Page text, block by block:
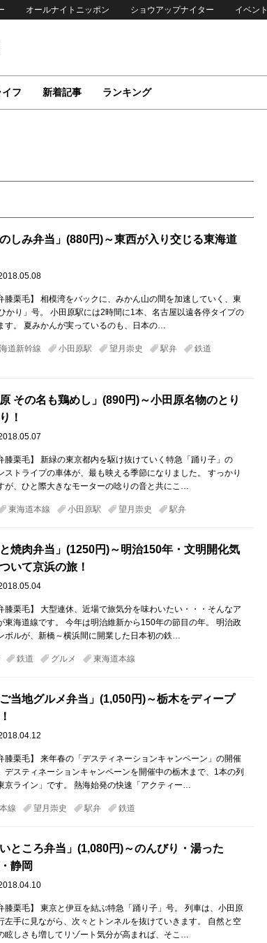
オールナイトニッポン ショウアップナイター イベント
イフ 新着記事 ランキング
しみ弁当」(880円)～東西が入り交じる東海道
膝栗毛】 相模湾をバックに、みかん山の間を加速していく、東
かり」号。 小田原駅には2時間に1本、名古屋以遠各停タイプの
す。 夏みかんが実っているのも、日本の…
道新幹線 小田原駅 望月崇史 駅弁
鉄道
その名も鶏めし」(890円)～小田原名物のとり
！
膝栗毛】 新緑の東京都内を駆け抜けていく特急「踊り子」の
ストライプの車体が、最も映える季節になりました。 すっかり
が、ひと際大きなモーターの唸りの音と共にこ…
東海道本線 小田原駅 望月崇史 駅弁
焼肉弁当」(1250円)～明治150年・文明開化気
いて京浜の旅！
膝栗毛】 大型連休、近場で旅気分を味わいたい・・・そんなア
東海道線です。 今年は明治維新から150年の節目の年。 明治政
ボルが、新橋～横浜間に開業した日本初の鉄…
鉄道 グルメ 東海道本線
当地グルメ弁当」(1,050円)～栃木をディープ
膝栗毛】 来年春の「デスティネーションキャンペーン」の開催
デスティネーションキャンペーンを開催中の栃木まで、1本の列
京ライン」です。 熱海始発の快速「アクティー…
線 望月崇史 駅弁 鉄道
ところ弁当」(1,080円)～のんびり・湯った
静岡
膝栗毛】 東京と伊豆を結ぶ特急「踊り子」号。 列車は、小田原
左手に見ながら、次々とトンネルを抜けていきます。 自然と空
眩しさも増してリゾート気分が高まれば、そこ…